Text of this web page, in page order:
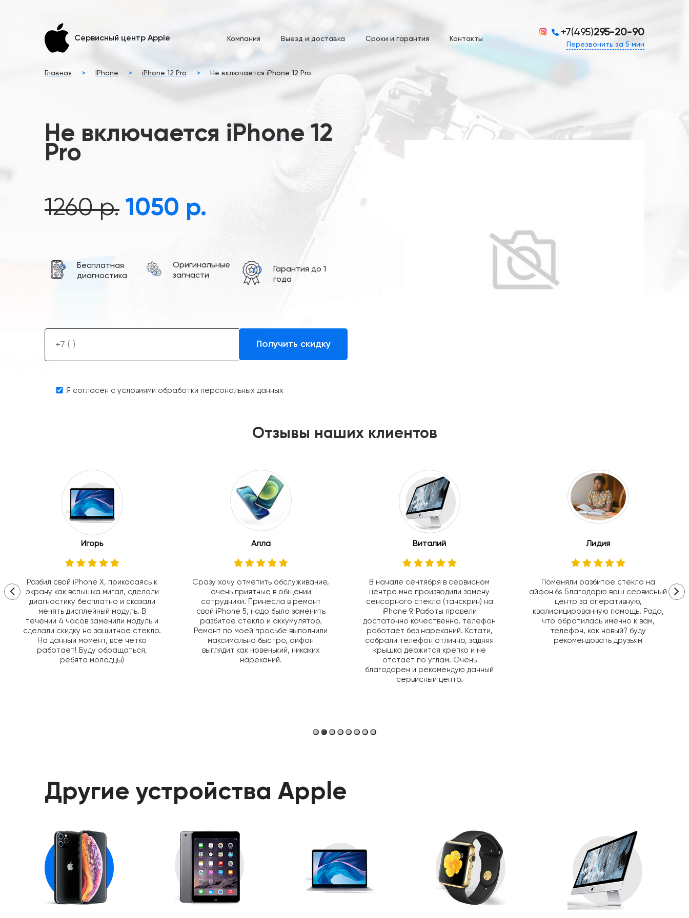
Сервисный центр Apple Компания Выезд и доставка Сроки и гарантия Контакты
+7(495)295-20-90
Перезвонить за 5 мин
Главная > IPhone > iPhone 12 Pro > Не включается iPhone 12 Pro
Не включается iPhone 12
Pro
1260 р. 1050 р.
Бесплатная
диагностика
Оригинальные
запчасти
Гарантия до 1
года
Я согласен с условиями обработки персональных данных
Отзывы наших клиентов
Игорь
Разбил свой iPhone X, прикасаясь к
экрану как вспышка мигал, сделали
диагностику бесплатно и сказали
менять дисплейный модуль. В
течении 4 часов заменили модуль и
сделали скидку на защитное стекло.
На данный момент, все четко
работает! Буду обращаться,
ребята молодцы)
Алла
Сразу хочу отметить обслуживание,
очень приятные в общении
сотрудники. Принесла в ремонт
свой iPhone 5, надо было заменить
разбитое стекло и аккумулятор.
Ремонт по моей просьбе выполнили
максимально быстро, айфон
выглядит как новенький, никаких
нареканий.
Виталий
В начале сентября в сервисном
центре мне производили замену
сенсорного стекла (тачскрин) на
iPhone 9. Работы провели
достаточно качественно, телефон
работает без нареканий. Кстати,
собрали телефон отлично, задняя
крышка держится крепко и не
отстает по углам. Очень
благодарен и рекомендую данный
сервисный центр.
Лидия
Поменяли разбитое стекло на
айфон 6s Благодарю ваш сервисный
центр за оперативную,
квалифицированную помощь. Рада,
что обратилась именно к вам,
телефон, как новый? буду
рекомендовать друзьям
Другие устройства Apple